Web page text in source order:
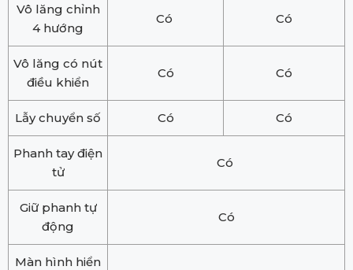
Vô lăng chỉnh
4 hướng
Có Có
Vô lăng có nút
điều khiển
Có Có
Lẫy chuyển số Có Có
Phanh tay điện
tử
Có
Giữ phanh tự
động
Có
Màn hình hiển